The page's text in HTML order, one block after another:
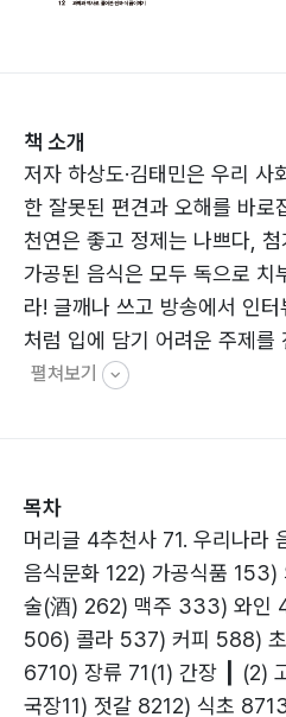
책 소개
저자 하상도·김태민은 우리 사
한 잘못된 편견과 오해를 바로
천연은 좋고 정제는 나쁘다,
가공된 음식은 모두 독으로 치
라! 글깨나 쓰고 방송에서 인
처럼 입에 담기 어려운 주제를
펼쳐보기
목차
머리글 4추천사 71. 우리나라
음식문화 122) 가공식품 153)
술(酒) 262) 맥주 333) 와인
506) 콜라 537) 커피 588)
6710) 장류 71(1) 간장 ┃ (2)
국장11) 젓갈 8212) 식초